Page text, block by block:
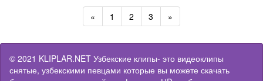
« 1 2 3 »
© 2021 KLIPLAR.NET Узбекские клипы- это видеоклипы
снятые, узбекскими певцами которые вы можете скачать